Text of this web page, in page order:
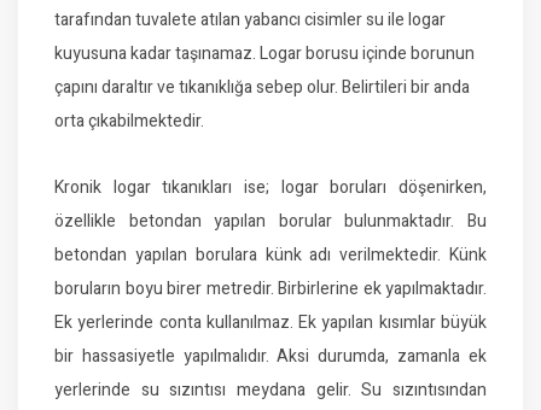
tarafından tuvalete atılan yabancı cisimler su ile logar
kuyusuna kadar taşınamaz. Logar borusu içinde borunun
çapını daraltır ve tıkanıklığa sebep olur. Belirtileri bir anda
orta çıkabilmektedir.
Kronik logar tıkanıkları ise; logar boruları döşenirken,
özellikle betondan yapılan borular bulunmaktadır. Bu
betondan yapılan borulara künk adı verilmektedir. Künk
boruların boyu birer metredir. Birbirlerine ek yapılmaktadır.
Ek yerlerinde conta kullanılmaz. Ek yapılan kısımlar büyük
bir hassasiyetle yapılmalıdır. Aksi durumda, zamanla ek
yerlerinde su sızıntısı meydana gelir. Su sızıntısından